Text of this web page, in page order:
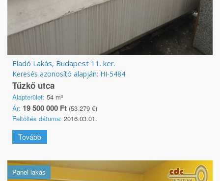
Eladó Lakás, Budapest 11. ker.
Keresés azonosító alapján: HI-5484
Tűzkő utca
Alapterület: 54 m²
Ár: 19 500 000 Ft (53 279 €)
Feltöltés dátuma: 2016.03.01.
Tovább
Panel lakás